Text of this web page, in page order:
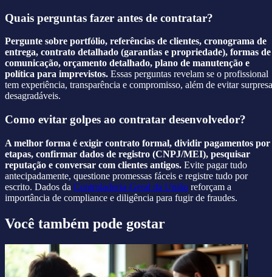
Quais perguntas fazer antes de contratar?
Pergunte sobre portfólio, referências de clientes, cronograma de
entrega, contrato detalhado (garantias e propriedade), formas de
comunicação, orçamento detalhado, plano de manutenção e
política para imprevistos. Essas perguntas revelam se o profissional
tem experiência, transparência e compromisso, além de evitar
desagradáveis.
Como evitar golpes ao contratar desenvolvedor?
A melhor forma é exigir contrato formal, dividir pagamentos por
etapas, confirmar dados de registro (CNPJ/MEI), pesquisar
reputação e conversar com clientes antigos. Evite pagar tudo
antecipadamente, questione promessas fáceis e registre tudo por
escrito. Dados da Controladoria-Geral da União reforçam a
importância de compliance e diligência para fugir de fraudes.
Você também pode gostar